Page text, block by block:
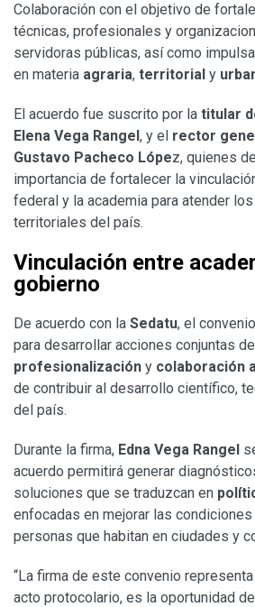
Colaboración con el objetivo de
técnicas, profesionales y
servidoras públicas, así como
en materia agraria, territorial y
El acuerdo fue suscrito por la titular
Elena Vega Rangel, y el rector
Gustavo Pacheco López, quienes
importancia de fortalecer la
federal y la academia para atender
territoriales del país.
Vinculación entre
gobierno
De acuerdo con la Sedatu, el
para desarrollar acciones conjuntas de
profesionalización y colaboración
de contribuir al desarrollo científico,
del país.
Durante la firma, Edna Vega Rangel
acuerdo permitirá generar
soluciones que se traduzcan en
enfocadas en mejorar las
personas que habitan en ciudades y
“La firma de este convenio
acto protocolario, es la oportunidad